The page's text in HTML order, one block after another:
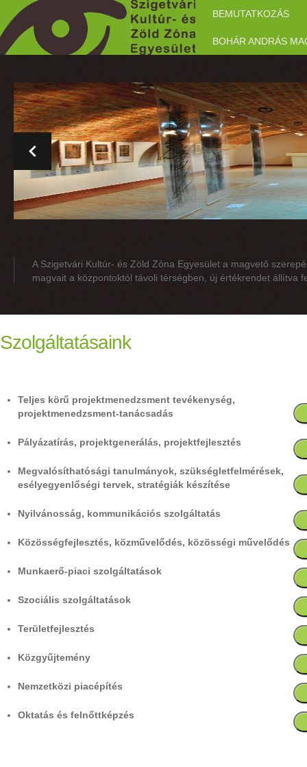
BEMUTATKOZÁS
BOHÁR ANDRÁS
A Szigetvári Kultúr- és Zöld Zóna Egyesület a magvető
magvait a központoktól távoli térségben, új értékrendet állítva
Szolgáltatásaink
Teljes körű projektmenedzsment tevékenység,
projektmenedzsment-tanácsadás
Pályázatírás, projektgenerálás, projektfejlesztés
Megvalósíthatósági tanulmányok, szükségletfelmérések,
esélyegyenlőségi tervek, stratégiák készítése
Nyilvánosság, kommunikációs szolgáltatás
Közösségfejlesztés, közművelődés, közösségi művelődés
Munkaerő-piaci szolgáltatások
Szociális szolgáltatások
Területfejlesztés
Közgyűjtemény
Nemzetközi piacépítés
Oktatás és felnőttképzés